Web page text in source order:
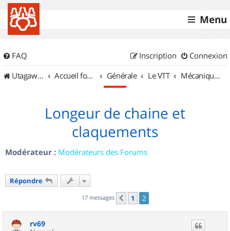
Menu
FAQ Connexion
Inscription
UtagawaVTT (Randos VTT et VTTAE avec traces GPS)
Accueil forum Générale Le VTT Mécanique et Entretiens
Longeur de chaine et
claquements
Modérateur : Modérateurs des Forums
Répondre
17 messages Précédent
1 2
rv69